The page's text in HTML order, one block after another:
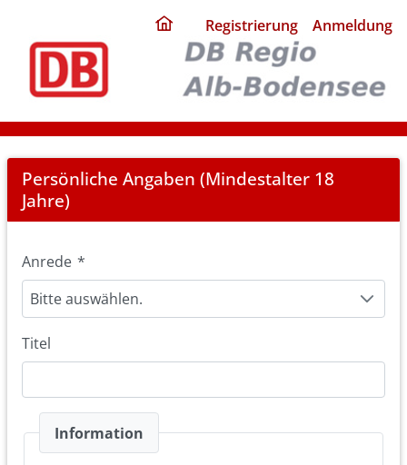
home
page
Registrierung Anmeldung
Registration
Persönliche Angaben (Mindestalter 18
Jahre)
Anrede *
Bitte auswählen.
Titel
Information